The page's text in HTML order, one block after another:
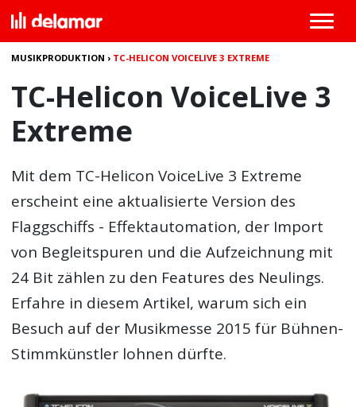
MUSIKPRODUKTION › TC-HELICON VOICELIVE 3 EXTREME
TC-Helicon VoiceLive 3
Extreme
Mit dem TC-Helicon VoiceLive 3 Extreme
erscheint eine aktualisierte Version des
Flaggschiffs - Effektautomation, der Import
von Begleitspuren und die Aufzeichnung mit
24 Bit zählen zu den Features des Neulings.
Erfahre in diesem Artikel, warum sich ein
Besuch auf der Musikmesse 2015 für Bühnen-
Stimmkünstler lohnen dürfte.